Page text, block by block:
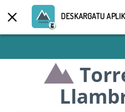
DESKARGATU